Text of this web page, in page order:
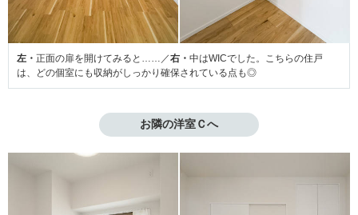
左・ 正面の扉を開けてみると……／右・ 中はWICでした。こちらの住戸
は、どの個室にも収納がしっかり確保されている点も◎
お隣の洋室Ｃへ